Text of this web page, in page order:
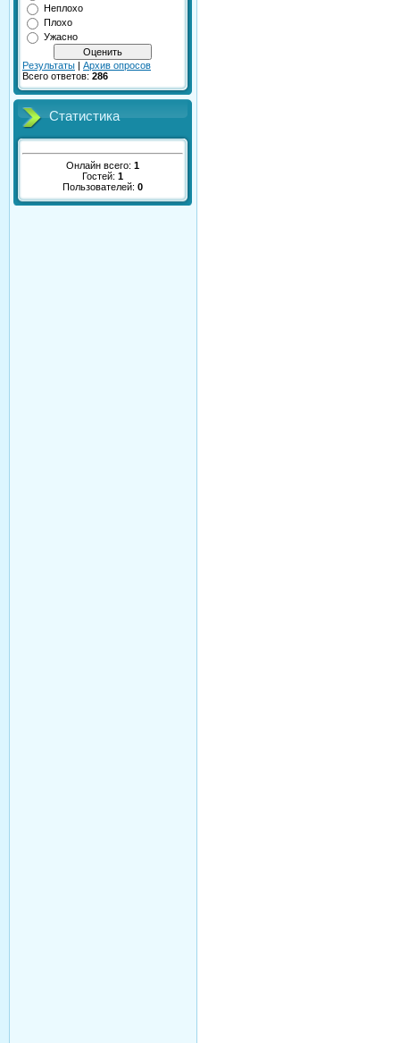
Неплохо
Плохо
Ужасно
Результаты | Архив опросов
Всего ответов: 286
Статистика
Онлайн всего: 1
Гостей: 1
Пользователей: 0